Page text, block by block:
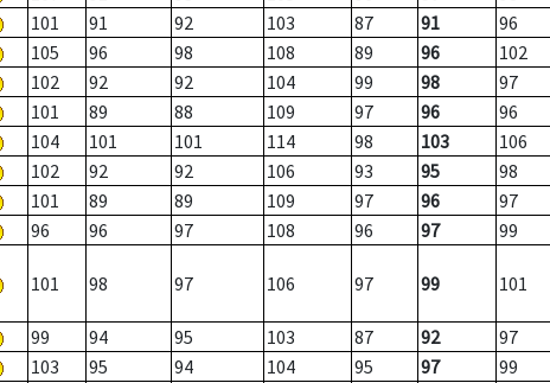
101 91 92 103 87 91
96
105 96 98 108 89 96
102
102 92 92 104 99 98
97
101 89 88 109 97 96
96
104 101 101 114 98 103
106
102 92 92 106 93 95
98
101 89 89 109 97 96
97
96 96 97 108 96 97 99
101 98 97 106 97 99 101
99 94 95 103 87 92
97
103 95 94 104 95 97
99